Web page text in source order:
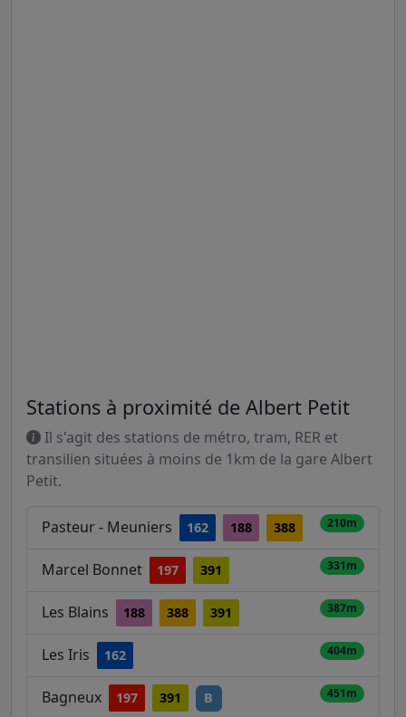
Stations à proximité de Albert Petit
Il s'agit des stations de métro, tram, RER et
transilien situées à moins de 1km de la gare Albert
Petit.
Pasteur - Meuniers 162 188 388 210m
Marcel Bonnet 197 391 331m
Les Blains 188 388 391 387m
Les Iris 162 404m
Bagneux 197 391 B 451m